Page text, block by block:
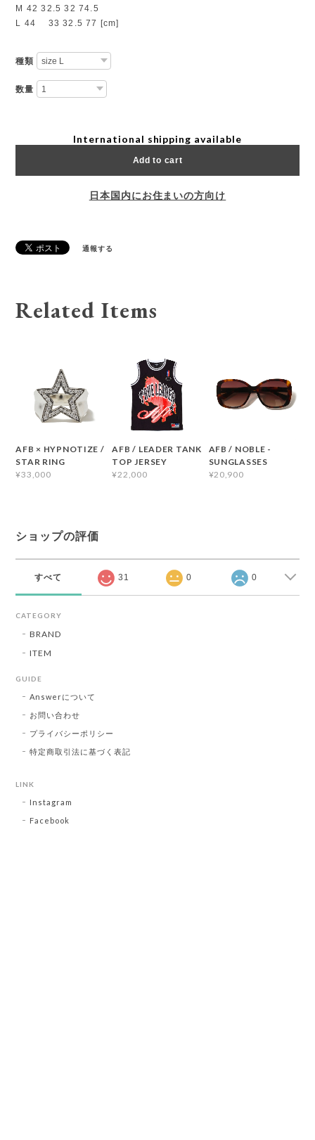
M 42 32.5 32 74.5
L 44 33 32.5 77 [cm]
種類
数量
International shipping available
Add to cart
日本国内にお住まいの方向け
通報する
Related Items
AFB × HYPNOTIZE /
STAR RING
¥33,000
AFB / LEADER TANK
TOP JERSEY
¥22,000
AFB / NOBLE -
SUNGLASSES
¥20,900
ショップの評価
すべて 31 0 0
CATEGORY
BRAND
ITEM
GUIDE
Answerについて
お問い合わせ
プライバシーポリシー
特定商取引法に基づく表記
LINK
Instagram
Facebook